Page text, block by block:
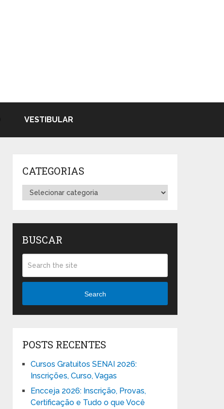
VESTIBULAR
CATEGORIAS
Categorias
BUSCAR
Search
POSTS RECENTES
Cursos Gratuitos SENAI 2026:
Inscrições, Curso, Vagas
Encceja 2026: Inscrição, Provas,
Certificação e Tudo o que Você